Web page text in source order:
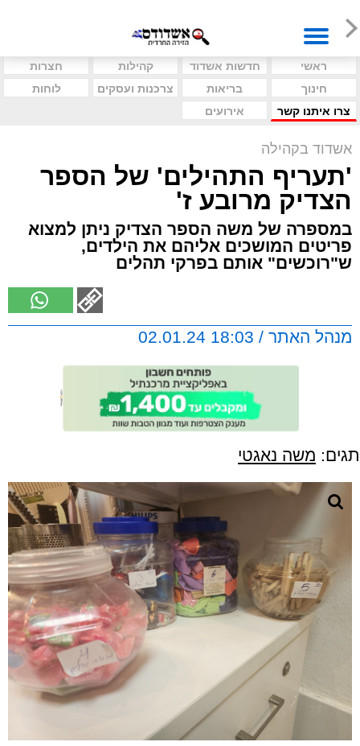
ראשי חדשות אשדוד קהילות
חצרות
חינוך
בריאות צרכנות ועסקים
לוחות
צרו איתנו קשר
אירועים
אשדוד בקהילה
'תעריף התהילים' של הספר
הצדיק מרובע ז'
במספרה של משה הספר הצדיק ניתן למצוא
פריטים המושכים אליהם את הילדים,
ש"רוכשים" אותם בפרקי תהלים
מנהל האתר / 18:03 02.01.24
תגים: משה נאגטי